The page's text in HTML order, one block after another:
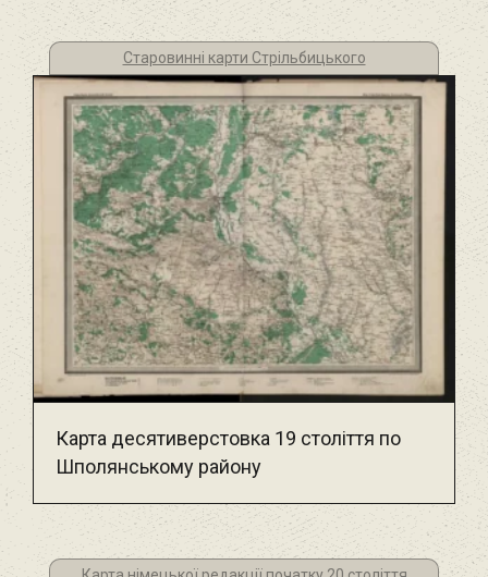
Старовинні карти Стрільбицького
Карта десятиверстовка 19 століття по
Шполянському району